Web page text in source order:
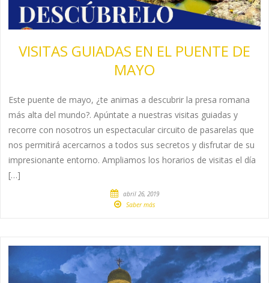
VISITAS GUIADAS EN EL PUENTE DE
MAYO
Este puente de mayo, ¿te animas a descubrir la presa romana
más alta del mundo?. Apúntate a nuestras visitas guiadas y
recorre con nosotros un espectacular circuito de pasarelas que
nos permitirá acercarnos a todos sus secretos y disfrutar de su
impresionante entorno. Ampliamos los horarios de visitas el día
[…]
abril 26, 2019
Saber más